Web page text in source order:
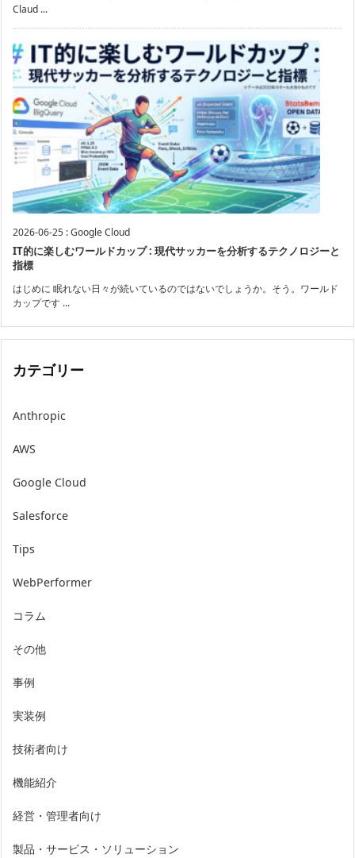
Claud ...
2026-06-25 :Google Cloud
IT的に楽しむワールドカップ : 現代サッカーを分析するテクノロジーと
指標
はじめに 眠れない日々が続いているのではないでしょうか。そう。ワールド
カップです ...
カテゴリー
Anthropic
AWS
Google Cloud
Salesforce
Tips
WebPerformer
コラム
その他
事例
実装例
技術者向け
機能紹介
経営・管理者向け
製品・サービス・ソリューション